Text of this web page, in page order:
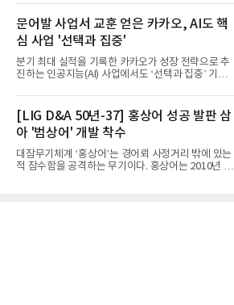
는 조종사가 휴대하는 명령통신장치(PDU, P
체별로 엇갈린 가운데 하반기 신작 흥행과 해외 시장
성과가 실적을 좌우할 핵심 변수로 떠오르고 있다.8일
업계에 따르면 올해 상반기 게임업계는 기업별 성적
표가 크게 갈렸다. 대표적으로 크래프톤은 'PUBG: 배
틀그라운드'의 안정적인 성장에 힘입어 상반기 연결
기준 매출 2조6616억원, 영업이익 9725억원으로 역
대 최대 실적을 기록했다. 엔씨도 올해 출시한 '아이온
동기 대
문어발 사업서 교훈 얻은 카카오, AI도 핵
심 사업 '선택과 집중'
분기 최대 실적을 기록한 카카오가 성장 전략으로 추
진하는 인공지능(AI) 사업에서도 ‘선택과 집중’ 기조
라 투자에 나서는 것과 달리, 카카오는 ‘카카오톡’이
라는 플랫폼 경쟁력을 활용한 AI 에이전트 서비스에
집중하는 전략이다. 과거 무리한 사업 확장 과정에서
겪었던 시행착오를 되풀이하지 않고 핵심 역량에 집
중하겠다는 취지로 풀이된다.7일 업계에 따르면 카카
오는 올해 2분기 연결 기준 매출 2조985억원, 영업이
익 2770억원을 기록했다. 전년 동기 대비 매출과 영업
[LIG D&A 50년-37] 홍상어 성공 발판 삼
아 '범상어' 개발 착수
대잠무기체계 ‘홍상어’는 경어뢰 사정거리 밖에 있는
적 잠수함을 공격하는 무기이다. 홍상어는 2010년 넥